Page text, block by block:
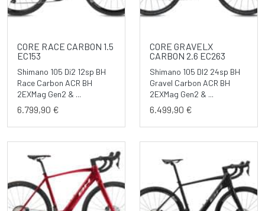
CORE RACE CARBON 1.5
EC153
Shimano 105 Di2 12sp BH
Race Carbon ACR BH
2EXMag Gen2 & ...
6.799,90 €
CORE GRAVELX
CARBON 2.6 EC263
Shimano 105 DI2 24sp BH
Gravel Carbon ACR BH
2EXMag Gen2 & ...
6.499,90 €